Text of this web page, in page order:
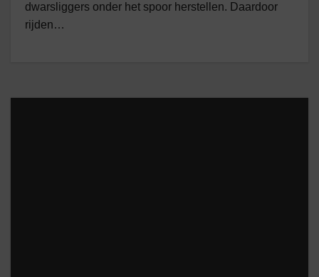
dwarsliggers onder het spoor herstellen. Daardoor
rijden…